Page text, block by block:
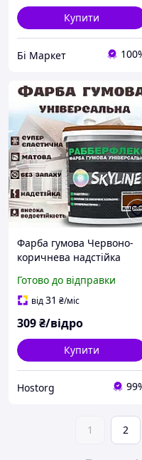
Купити
Бі Маркет
Фарба гумова Червоно-
коричнева надстійка
універсальна емаль
«РабберФлекс» SkyLine
1.2 кг
Готово до відправки
від31 ₴/міс
309₴/відро
Купити
Hostorg
1 2